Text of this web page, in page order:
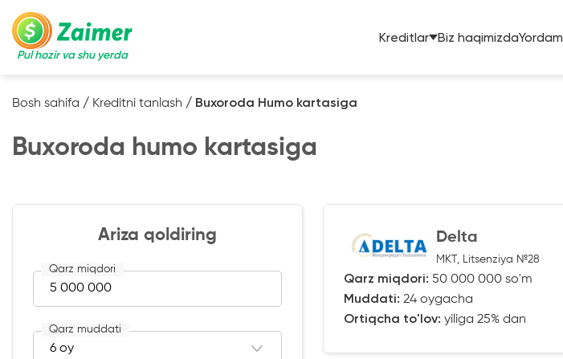
Pul hozir va shu yerda
Kreditlar Biz haqimizdaYordam
Bosh sahifa / Kreditni tanlash / Buxoroda Humo kartasiga
Buxoroda humo kartasiga
Ariza qoldiring
Qarz miqdori
Qarz muddati
Delta
MKT, Litsenziya №28
Qarz miqdori: 50 000 000 so'm
Muddati: 24 oygacha
Ortiqcha to'lov: yiliga 25% dan